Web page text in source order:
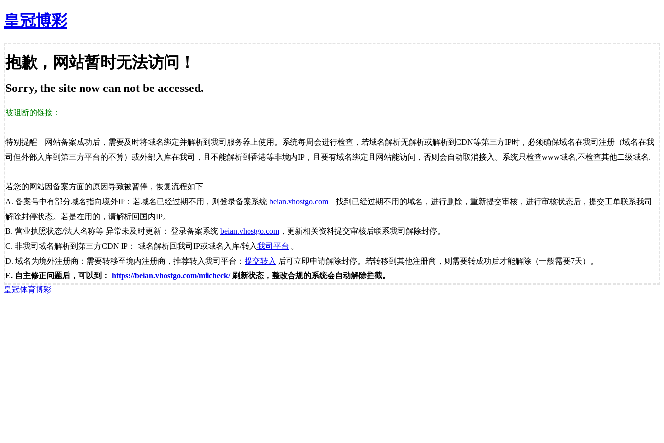
皇冠博彩
抱歉，网站暂时无法访问！
Sorry, the site now can not be accessed.
被阻断的链接：
特别提醒：网站备案成功后，需要及时将域名绑定并解析到我司服务器上使用。系统每周会进行检查，若域名解析无解析或解析到CDN等第三方IP时，必须确保域名在我司注册（域名在我
司但外部入库到第三方平台的不算）或外部入库在我司，且不能解析到香港等非境内IP，且要有域名绑定且网站能访问，否则会自动取消接入。系统只检查www域名,不检查其他二级域名.
若您的网站因备案方面的原因导致被暂停，恢复流程如下：
A. 备案号中有部分域名指向境外IP：若域名已经过期不用，则登录备案系统 beian.vhostgo.com ，找到已经过期不用的域名，进行删除，重新提交审核，进行审核状态后，提交工单联系我司
解除封停状态。若是在用的，请解析回国内IP。
B. 营业执照状态/法人名称等 异常未及时更新： 登录备案系统 beian.vhostgo.com ，更新相关资料提交审核后联系我司解除封停。
C. 非我司域名解析到第三方CDN IP： 域名解析回我司IP或域名入库/转入我司平台 。
D. 域名为境外注册商：需要转移至境内注册商，推荐转入我司平台： 提交转入 后可立即申请解除封停。若转移到其他注册商，则需要转成功后才能解除（一般需要7天）。
E. 自主修正问题后，可以到： https://beian.vhostgo.com/miicheck/刷新状态，整改合规的系统会自动解除拦截。
皇冠体育博彩